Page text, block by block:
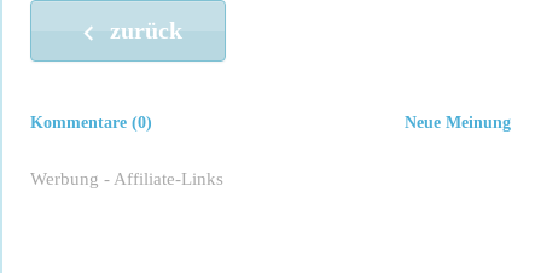
zurück
Neue Meinung
Kommentare (0)
Werbung - Affiliate-Links